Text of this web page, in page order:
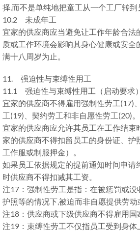
择,而不是单纯地把童工从一个工厂转到
10.2 未成年工
宜家的供应商应当避免让工作年龄合法
质或工作环境会影响其身心健康或安全
满十八周岁为止。
11. 强迫性与束缚性用工
11.1 强迫性与束缚性用工（启动要求）
宜家的供应商不得雇用强制性劳工(17)
工(19)、契约劳工和非自愿性劳工(20)。
宜家的供应商应允许其员工在工作结束
家的供应商不得扣留员工的身份证、护
工作服或制服押金）。
如果员工依据规定的提前通知时间申请
时供应商不得扣减其工资。
注17：强制性劳工是指：在被惩罚或没
护照等的情况下,被迫而非自愿提供劳动
注18：供应商或下级供应商不得雇用国
注19：束缚性劳工不仅指员工受到身体